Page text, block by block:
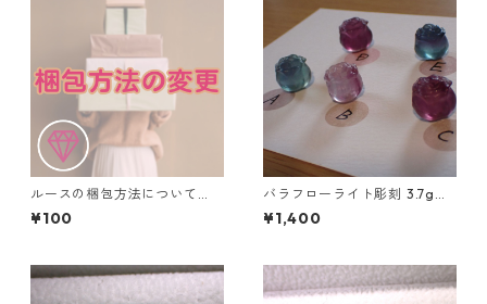
ルースの梱包方法について
（ルースケース利用の追加料
金）
¥100
バラフローライト彫刻 3.7g前
後 高さ13mm前後
¥1,400